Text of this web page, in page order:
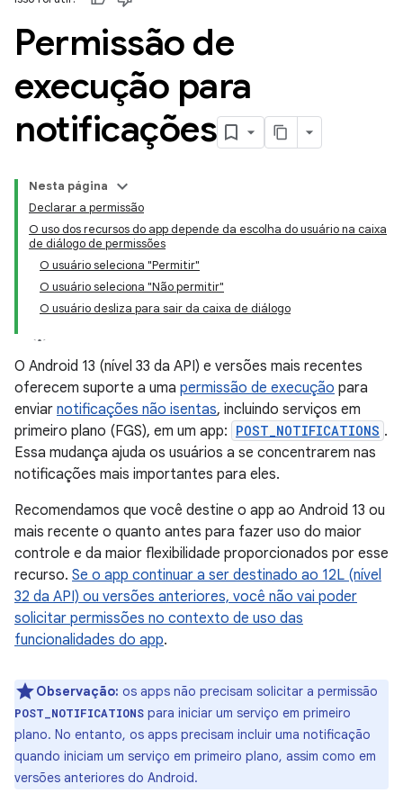
Permissão de
execução para
notificações
Nesta página
Declarar a permissão
O uso dos recursos do app depende da escolha do usuário na caixa
de diálogo de permissões
O usuário seleciona "Permitir"
O usuário seleciona "Não permitir"
O usuário desliza para sair da caixa de diálogo
O Android 13 (nível 33 da API) e versões mais recentes
oferecem suporte a uma permissão de execução para
enviar notificações não isentas, incluindo serviços em
primeiro plano (FGS), em um app: POST_NOTIFICATIONS .
Essa mudança ajuda os usuários a se concentrarem nas
notificações mais importantes para eles.
Recomendamos que você destine o app ao Android 13 ou
mais recente o quanto antes para fazer uso do maior
controle e da maior flexibilidade proporcionados por esse
recurso. Se o app continuar a ser destinado ao 12L (nível
32 da API) ou versões anteriores, você não vai poder
solicitar permissões no contexto de uso das
funcionalidades do app.
Observação: os apps não precisam solicitar a permissão
POST_NOTIFICATIONS para iniciar um serviço em primeiro
plano. No entanto, os apps precisam incluir uma notificação
quando iniciam um serviço em primeiro plano, assim como em
versões anteriores do Android.